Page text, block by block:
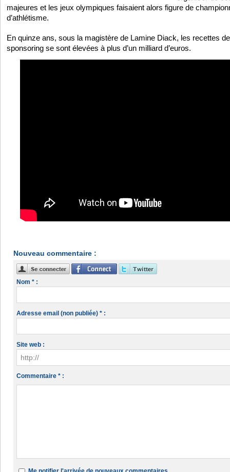
majeures et les jeux olympiques faisaient alors figure de
d’athlétisme.
En quinze ans, sous la magistère de Lamine Diack, les recettes
sponsoring se sont élevées à plus d’un milliard d’euros.
Nouveau commentaire :
Nom * :
Adresse email (non publiée) * :
Site web :
Commentaire * :